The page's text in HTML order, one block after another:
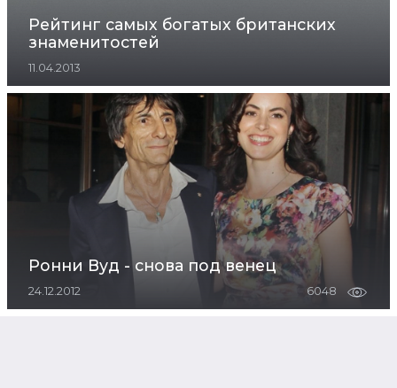
Рейтинг самых богатых британских
знаменитостей
11.04.2013
Ронни Вуд - снова под венец
24.12.2012 6048